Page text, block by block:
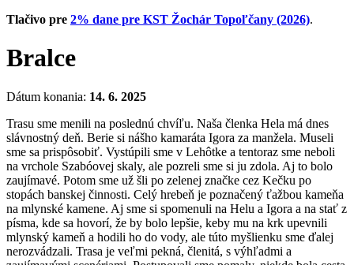
Tlačivo pre 2% dane pre KST Žochár Topoľčany (2026).
Bralce
Dátum konania: 14. 6. 2025
Trasu sme menili na poslednú chvíľu. Naša členka Hela má dnes
slávnostný deň. Berie si nášho kamaráta Igora za manžela. Museli
sme sa prispôsobiť. Vystúpili sme v Lehôtke a tentoraz sme neboli
na vrchole Szabóovej skaly, ale pozreli sme si ju zdola. Aj to bolo
zaujímavé. Potom sme už šli po zelenej značke cez Kečku po
stopách banskej činnosti. Celý hrebeň je poznačený ťažbou kameňa
na mlynské kamene. Aj sme si spomenuli na Helu a Igora a na stať z
písma, kde sa hovorí, že by bolo lepšie, keby mu na krk upevnili
mlynský kameň a hodili ho do vody, ale túto myšlienku sme ďalej
nerozvádzali. Trasa je veľmi pekná, členitá, s výhľadmi a